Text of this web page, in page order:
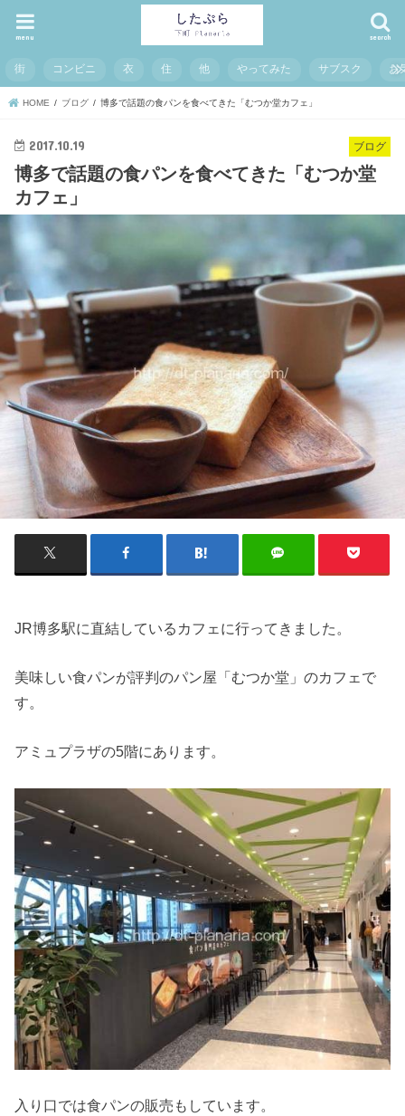
search
menu
街 コンビニ 衣 住 他 やってみた サブスク お
HOME ブログ 博多で話題の食パンを食べてきた「むつか堂カフェ」
ブログ
2017.10.19
博多で話題の食パンを食べてきた「むつか堂
カフェ」
JR博多駅に直結しているカフェに行ってきました。
美味しい食パンが評判のパン屋「むつか堂」のカフェで
す。
アミュプラザの5階にあります。
入り口では食パンの販売もしています。